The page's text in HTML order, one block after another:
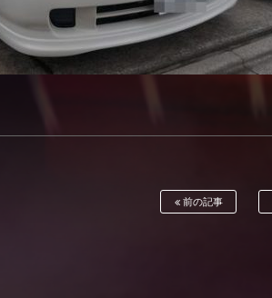
前の記事